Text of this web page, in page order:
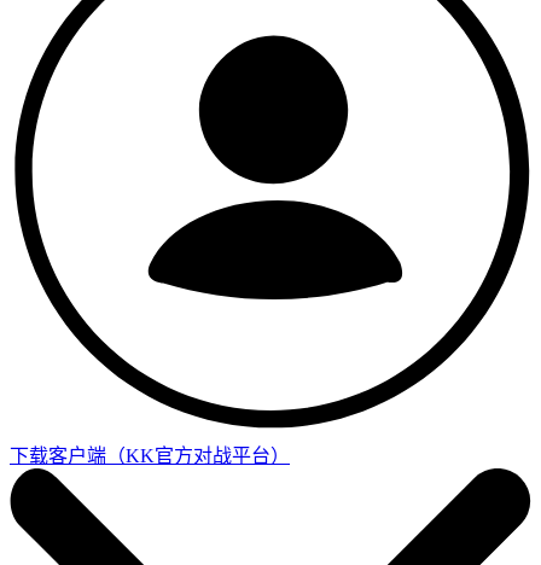
下载客户端 （KK官方对战平台）